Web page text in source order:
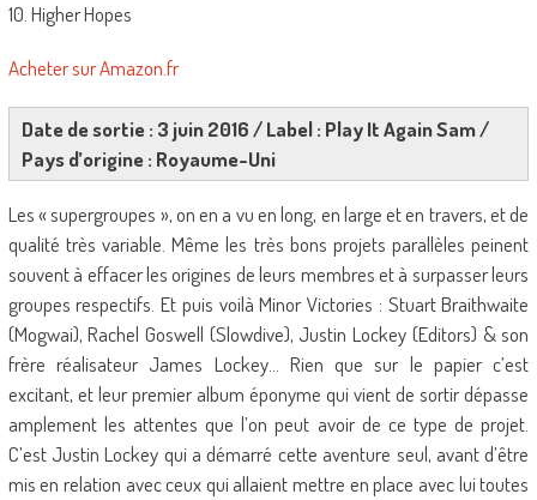
10. Higher Hopes
Acheter sur Amazon.fr
Date de sortie : 3 juin 2016 / Label : Play It Again Sam /
Pays d’origine : Royaume-Uni
Les « supergroupes », on en a vu en long, en large et en travers, et de
qualité très variable. Même les très bons projets parallèles peinent
souvent à effacer les origines de leurs membres et à surpasser leurs
groupes respectifs. Et puis voilà Minor Victories : Stuart Braithwaite
(Mogwai), Rachel Goswell (Slowdive), Justin Lockey (Editors) & son
frère réalisateur James Lockey… Rien que sur le papier c’est
excitant, et leur premier album éponyme qui vient de sortir dépasse
amplement les attentes que l’on peut avoir de ce type de projet.
C’est Justin Lockey qui a démarré cette aventure seul, avant d’être
mis en relation avec ceux qui allaient mettre en place avec lui toutes